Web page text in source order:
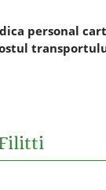
personal
Filitti